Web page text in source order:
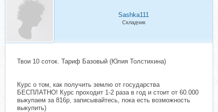
Sashka111
Складчик
Твои 10 соток. Тариф Базовый (Юлия Толстихина)
Курс о том, как получить землю от государства
БЕСПЛАТНО! Курс проходит 1-2 раза в год и стоит от 60.000
выкупаем за 816р, записывайтесь, пока есть возможность
выкупить)